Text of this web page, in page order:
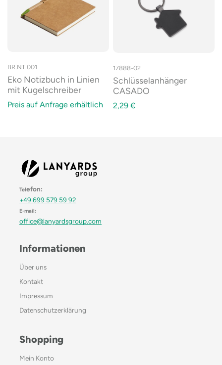
BR.NT.001
Eko Notizbuch in Linien
mit Kugelschreiber
Preis auf Anfrage erhältlich
17888-02
Schlüsselanhänger
CASADO
2,29 €
Telefon:
+49 699 579 59 92
E-mail:
office@lanyardsgroup.com
Informationen
Über uns
Kontakt
Impressum
Datenschutzerklärung
Shopping
Mein Konto